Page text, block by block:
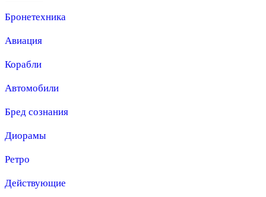
Бронетехника
Авиация
Корабли
Автомобили
Бред сознания
Диорамы
Ретро
Действующие